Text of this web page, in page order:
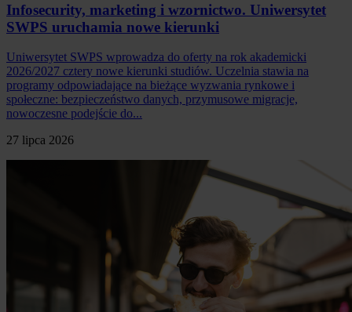
Infosecurity, marketing i wzornictwo. Uniwersytet
SWPS uruchamia nowe kierunki
Uniwersytet SWPS wprowadza do oferty na rok akademicki
2026/2027 cztery nowe kierunki studiów. Uczelnia stawia na
programy odpowiadające na bieżące wyzwania rynkowe i
społeczne: bezpieczeństwo danych, przymusowe migracje,
nowoczesne podejście do...
27 lipca 2026